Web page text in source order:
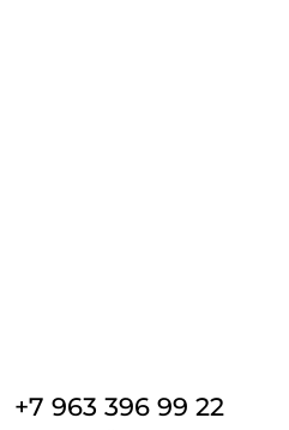
+7 963 396 99 22